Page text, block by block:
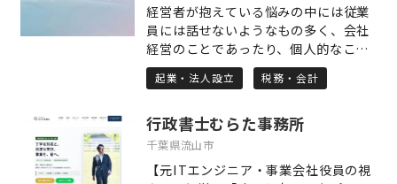
の認定も受けておりますので、安心し
てご相談下さい。 人とのつながりを大
切に、中小企業者のよりよいパートナ
ーとして、全力でサポートさせていた
だきたいと考えております。 初回相談
は無料ですので、どんな小さなことで
もお気軽にご相談下さい。 お待ちして
おります。
経営者が抱えている悩みの中には従業
員には話せないようなもの多く、会社
経営のことであったり、個人的なこと
であったり、他人に相談できず一人で
悩んでいる問題のほうが多いのでない
営者個人との関係は一体であります。
なので、会社・個人双方を考慮しなが
ら税務上の留意点や節税策を検討する
上で、経営者の個人的な相談というの
起業・法人設立 税務・会計
行政書士むらた事務所
千葉県流山市
【元ITエンジニア・事業会社役員の視